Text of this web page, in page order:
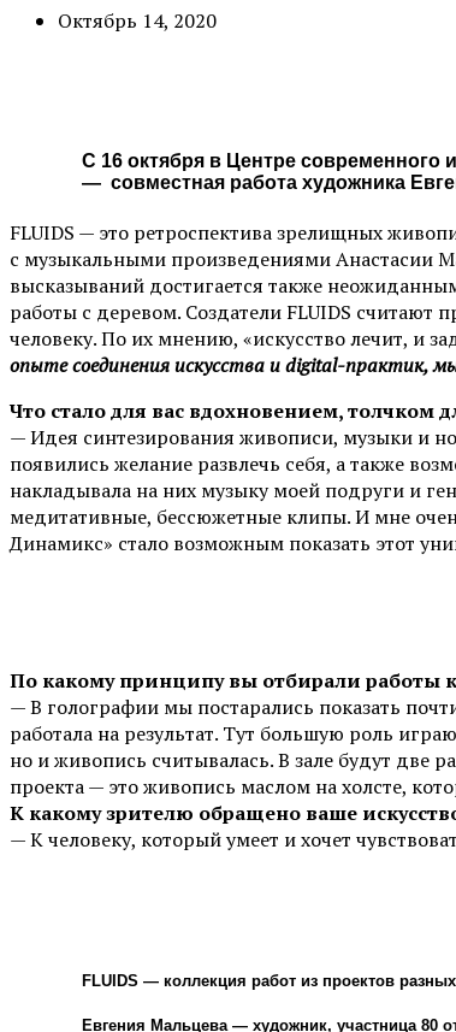
Октябрь 14, 2020
С 16 октября в Центре
— совместная работа художника
FLUIDS — это ретроспектива зрелищных
с музыкальными произведениями Анастасии
высказываний достигается также
работы с деревом. Создатели FLUIDS считают
человеку. По их мнению, «искусство лечит, и
опыте соединения искусства и digital-практик,
Что стало для вас вдохновением, толчком
— Идея синтезирования живописи, музыки и
появились желание развлечь себя, а также
накладывала на них музыку моей подруги и
медитативные, бессюжетные клипы. И мне
Динамикс» стало возможным показать этот
По какому принципу вы отбирали работы
— В голографии мы постарались показать
работала на результат. Тут большую роль
но и живопись считывалась. В зале будут две
проекта — это живопись маслом на холсте,
К какому зрителю обращено ваше
— К человеку, который умеет и хочет
FLUIDS — коллекция работ из проектов
Евгения Мальцева — художник, участница 80